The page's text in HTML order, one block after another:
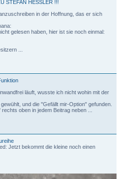
STEFAN HESSLER !!!
in der Hoffnung, das er sich
gelesen haben, hier ist sie noch einmal:
...
läuft, wusste ich nicht wohin mit der
und die "Gefällt mir-Option" gefunden.
oben in jedem Beitrag neben ...
Jetzt bekommt die kleine noch einen